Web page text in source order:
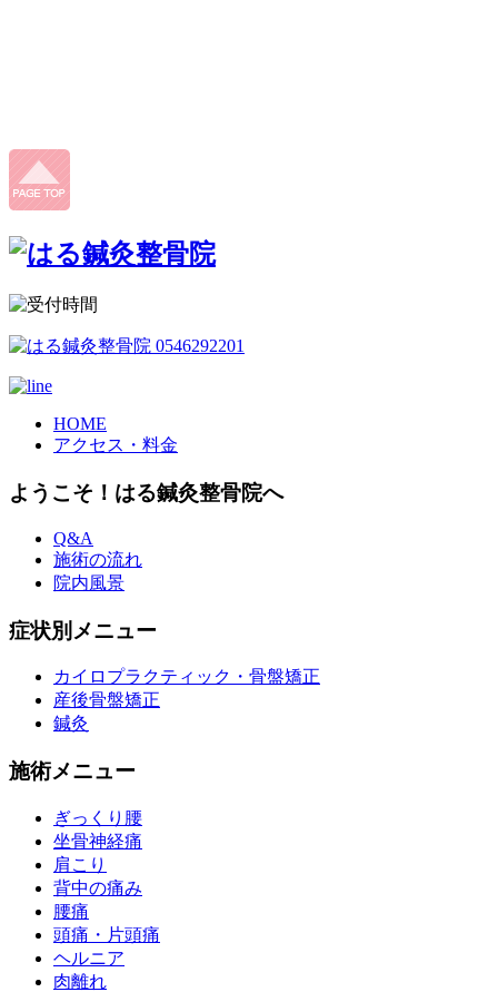
HOME
アクセス・料金
ようこそ！はる鍼灸整骨院へ
Q&A
施術の流れ
院内風景
症状別メニュー
カイロプラクティック・骨盤矯正
産後骨盤矯正
鍼灸
施術メニュー
ぎっくり腰
坐骨神経痛
肩こり
背中の痛み
腰痛
頭痛・片頭痛
ヘルニア
肉離れ